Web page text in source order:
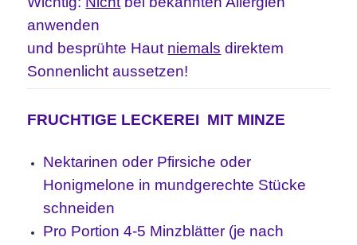
anwenden
und besprühte Haut niemals direktem
Sonnenlicht aussetzen!
FRUCHTIGE LECKEREI MIT MINZE
Nektarinen oder Pfirsiche oder
Honigmelone in mundgerechte Stücke
schneiden
Pro Portion 4-5 Minzblätter (je nach